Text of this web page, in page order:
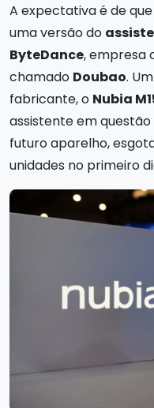
A expectativa é de
uma versão do
ByteDance, empresa
chamado Doubao.
fabricante, o Nubia
assistente em
futuro aparelho,
unidades no primeiro